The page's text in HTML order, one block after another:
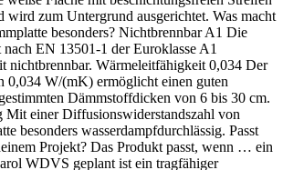
wird zum Untergrund ausgerichtet. Was macht
besonders? Nichtbrennbar A1 Die
EN 13501-1 der Euroklasse A1
nichtbrennbar. Wärmeleitfähigkeit 0,034 Der
0,034 W/(mK) ermöglicht einen guten
Dämmstoffdicken von 6 bis 30 cm.
einer Diffusionswiderstandszahl von
besonders wasserdampfdurchlässig. Passt
Projekt? Das Produkt passt, wenn … ein
WDVS geplant ist ein tragfähiger